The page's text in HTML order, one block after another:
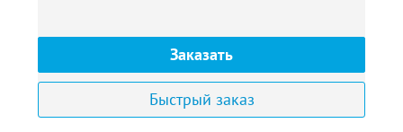
Заказать
Быстрый заказ